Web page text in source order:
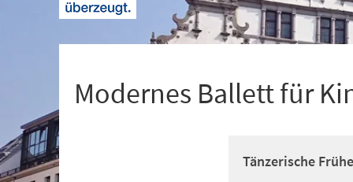
Modernes Ballett für
Tänzerische